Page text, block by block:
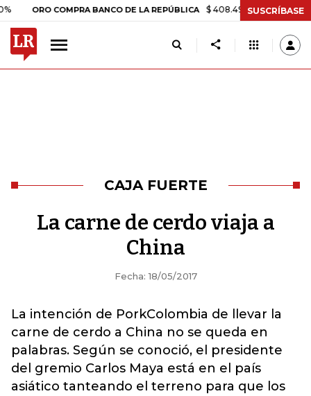
ORO COMPRA BANCO DE LA REPÚBLICA $ 408.498,97 +$ 8.753,81
SUSCRÍBASE
CAJA FUERTE
La carne de cerdo viaja a
China
Fecha: 18/05/2017
La intención de PorkColombia de llevar la
carne de cerdo a China no se queda en
palabras. Según se conoció, el presidente
del gremio Carlos Maya está en el país
asiático tanteando el terreno para que los